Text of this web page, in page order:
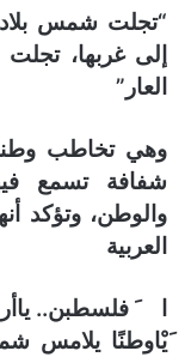
“تجلت شمس
إلى غربها،
العار”
وهي تخاطب
شفافة تسمع
والوطن، وتؤكد
العربية
ا َ فلسطبن..
َيْاوطنًا يلامس